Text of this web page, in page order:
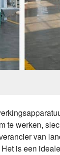
te werken,
van
is een